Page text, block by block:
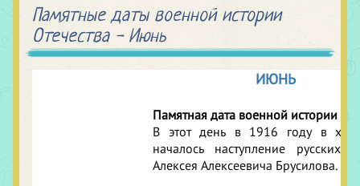
Памятные даты военной истории
Отечества - Июнь
ИЮНЬ
Памятная дата военной истории
В этот день в 1916 году в
началось наступление русских
Алексея Алексеевича Брусилова.